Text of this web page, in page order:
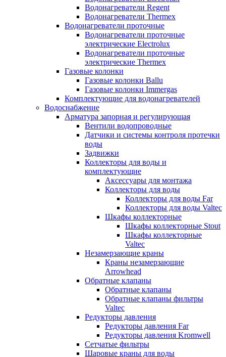
Водонагреватели Regent
Водонагреватели Thermex
Водонагреватели проточные
Водонагреватели проточные
электрические Electrolux
Водонагреватели проточные
электрические Thermex
Газовые колонки
Газовые колонки Ballu
Газовые колонки Immergas
Комплектующие для водонагревателей
Водоснабжение
Арматура запорная и регулирующая
Вентили водопроводные
Датчики и системы контроля протечки
воды
Задвижки
Коллекторы для воды и
комплектующие
Аксессуары для монтажа
Коллекторы для воды
Коллекторы для воды Far
Коллекторы для воды Valtec
Шкафы коллекторные
Шкафы коллекторные Stout
Шкафы коллекторные
Valtec
Незамерзающие краны
Краны незамерзающие
Arrowhead
Обратные клапаны
Обратные клапаны
Обратные клапаны фильтры
Valtec
Редукторы давления
Редукторы давления Far
Редукторы давления Kromwell
Сетчатые фильтры
Шаровые краны для воды